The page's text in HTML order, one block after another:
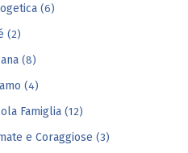
(6)
(2)
(8)
(4)
Famiglia (12)
e Coraggiose (3)